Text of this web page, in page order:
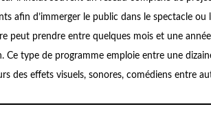
afin d’immerger le public dans le spectacle
peut prendre entre quelques mois et une
Ce type de programme emploie entre une
des effets visuels, sonores, comédiens entre